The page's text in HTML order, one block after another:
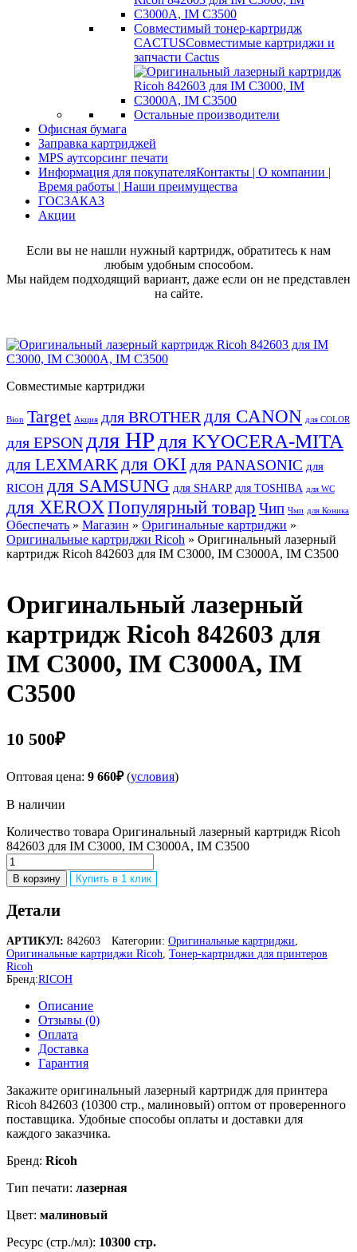
Совместимый тонер-картридж
CACTUSСовместимые картриджи и
запчасти Cactus
Остальные производители
Офисная бумага
Заправка картриджей
MPS аутсорсинг печати
Информация для покупателяКонтакты | О компании |
Время работы | Наши преимущества
ГОСЗАКАЗ
Акции
Если вы не нашли нужный картридж, обратитесь к нам
любым удобным способом.
Мы найдем подходящий вариант, даже если он не представлен
на сайте.
Совместимые картриджи
Bion Target Акция для BROTHER для CANON для COLOR
для EPSON для HP для KYOCERA-MITA
для LEXMARK для OKI для PANASONIC для
RICOH для SAMSUNG для SHARP для TOSHIBA для WC
для XEROX Популярный товар Чип Чмп для Коника
Обеспечать » Магазин » Оригинальные картриджи »
Оригинальные картриджи Ricoh » Оригинальный лазерный
картридж Ricoh 842603 для IM C3000, IM C3000A, IM C3500
Оригинальный лазерный
картридж Ricoh 842603 для
IM C3000, IM C3000A, IM
C3500
10 500₽
Оптовая цена: 9 660₽(условия)
В наличии
Количество товара Оригинальный лазерный картридж Ricoh
842603 для IM C3000, IM C3000A, IM C3500
В корзину Купить в 1 клик
Детали
АРТИКУЛ: 842603 Категории: Оригинальные картриджи
Оригинальные картриджи Ricoh Тонер-картриджи для принтеров
Ricoh
Бренд:RICOH
Описание
Отзывы (0)
Оплата
Доставка
Гарантия
Закажите оригинальный лазерный картридж для принтера
Ricoh 842603 (10300 стр., малиновый) оптом от проверенного
поставщика. Удобные способы оплаты и доставки для
каждого заказчика.
Бренд: Ricoh
Тип печати: лазерная
Цвет: малиновый
Ресурс (стр./мл): 10300 стр.